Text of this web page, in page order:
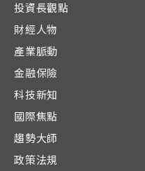
投資長觀點
財經人物
產業脈動
金融保險
科技新知
國際焦點
趨勢大師
政策法規